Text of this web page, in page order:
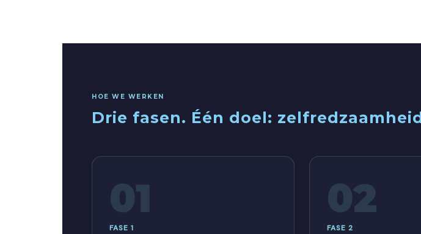
HOE WE WERKEN
Drie fasen. Één doel:
01
FASE 1
02
FASE 2